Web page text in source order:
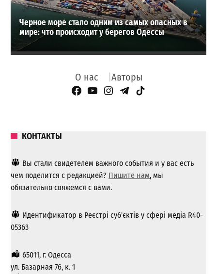
Черное море стало одним из самых опасных в
мире: что происходит у берегов Одессы
О нас Авторы
Facebook Page
YouTube
Instagram
Telegram
TikTok
КОНТАКТЫ
Вы стали свидетелем важного события и у вас есть
чем поделится с редакцией? Пишите нам, мы
обязательно свяжемся с вами.
Идентификатор в Реєстрі суб'єктів у сфері медіа R40-
05363
65011, г. Одесса
ул. Базарная 76, к. 1